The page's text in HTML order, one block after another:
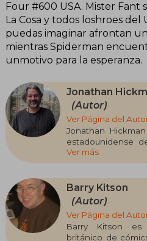
Four #600 USA. Mister Fant
La Cosa y todos loshroes
puedas imaginar afrontan
mientras Spiderman
unmotivo para la esperanza.
Jonathan
(Autor)
Ver Página del
Jonathan
estadounidense
cómic, conocido
ambiciosa. Ha
Entre sus obras
The Nightly News
Black Monday
las grandes
Fantastic Four
Ver más
Barry Kitson
(Autor)
Ver Página del
Barry Kitson es
británico de